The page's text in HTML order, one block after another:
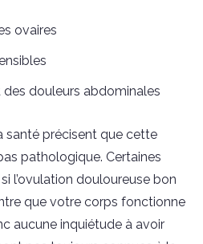
ovaires
des douleurs abdominales
santé précisent que cette
pathologique. Certaines
l’ovulation douloureuse bon
que votre corps fonctionne
aucune inquiétude à avoir